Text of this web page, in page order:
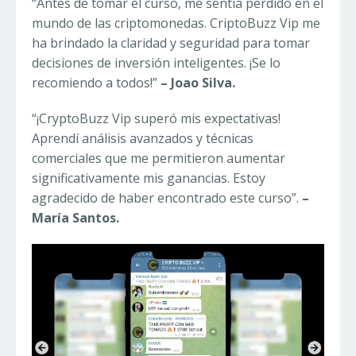
mundo de las criptomonedas. CriptoBuzz Vip me
ha brindado la claridad y seguridad para tomar
decisiones de inversión inteligentes. ¡Se lo
recomiendo a todos!” – Joao Silva.
“¡CryptoBuzz Vip superó mis expectativas!
Aprendí análisis avanzados y técnicas
comerciales que me permitieron aumentar
significativamente mis ganancias. Estoy
agradecido de haber encontrado este curso”. –
María Santos.